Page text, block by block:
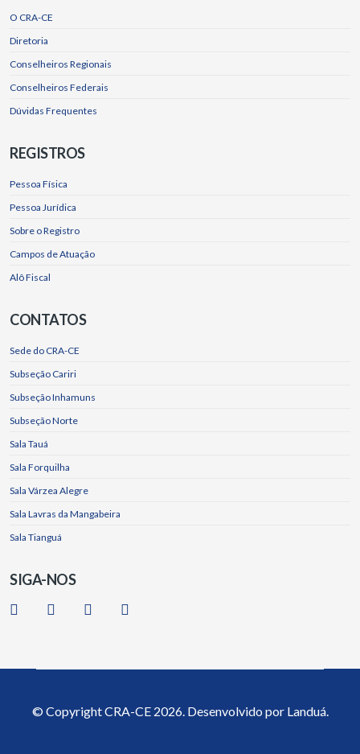
O CRA-CE
Diretoria
Conselheiros Regionais
Conselheiros Federais
Dúvidas Frequentes
REGISTROS
Pessoa Física
Pessoa Jurídica
Sobre o Registro
Campos de Atuação
Alô Fiscal
CONTATOS
Sede do CRA-CE
Subseção Cariri
Subseção Inhamuns
Subseção Norte
Sala Tauá
Sala Forquilha
Sala Várzea Alegre
Sala Lavras da Mangabeira
Sala Tianguá
SIGA-NOS
© CopyrightCRA-CE2026. Desenvolvido por Landuá.